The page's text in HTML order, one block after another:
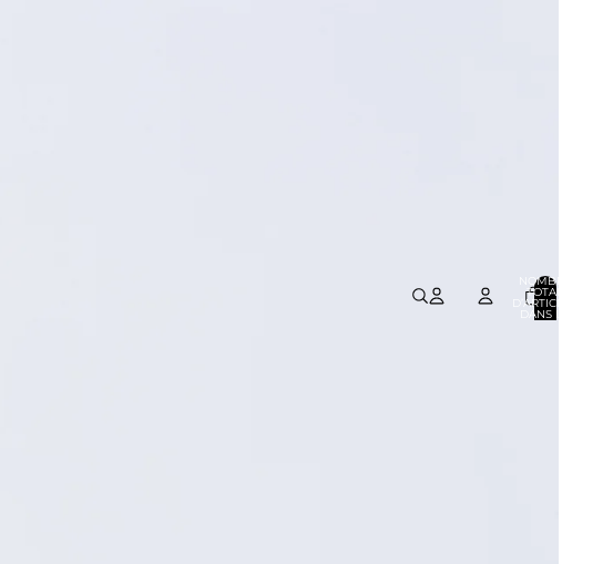
NOMBRE
TOTAL
D’ARTICLES
DANS LE
PANIER: 0